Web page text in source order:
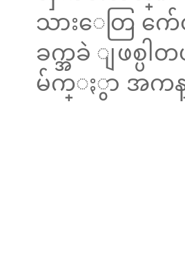
သားေတြ က်ေ
ခက္အခဲ ျဖစ္ပ
မ်က္ႏွာ အကန္